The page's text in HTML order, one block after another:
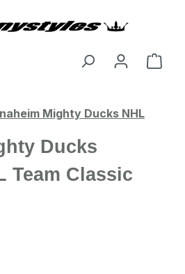
Mighty Ducks NHL
Ducks
Team Classic